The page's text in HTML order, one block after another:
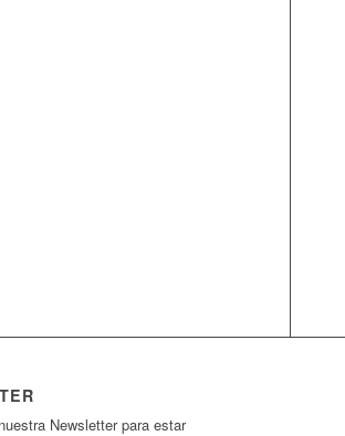
Newsletter para estar